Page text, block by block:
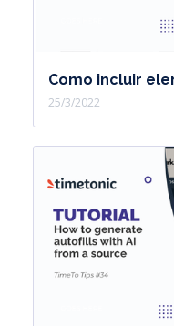
Como incluir
25/3/2022